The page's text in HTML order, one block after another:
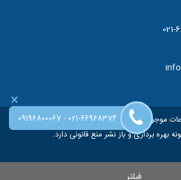
فیلتر
موجود در این سایت متعلق به فروشگاه اینترنتی
بهره برداری و باز نشر منع قانونی دارد.
×
09196800067- 021-66968374